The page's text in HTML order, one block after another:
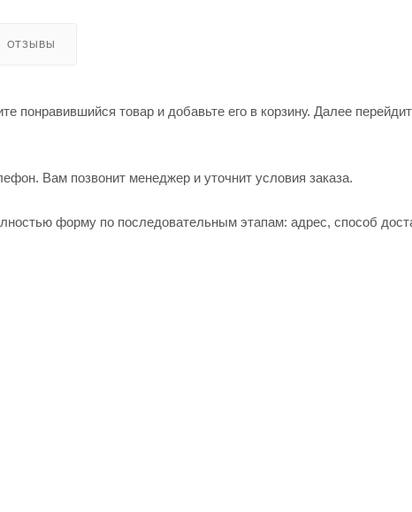
ОТЗЫВЫ
понравившийся товар и добавьте его в корзину. Далее
Вам позвонит менеджер и уточнит условия заказа.
форму по последовательным этапам: адрес, способ